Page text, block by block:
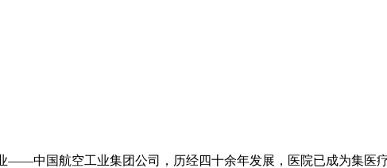
——中国航空工业集团公司，历经四十余年发展，医院已成为集医